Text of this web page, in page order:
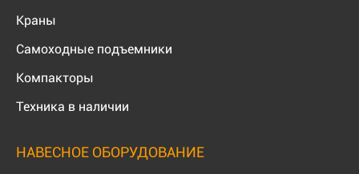
Краны
Самоходные подъемники
Компакторы
Техника в наличии
НАВЕСНОЕ ОБОРУДОВАНИЕ